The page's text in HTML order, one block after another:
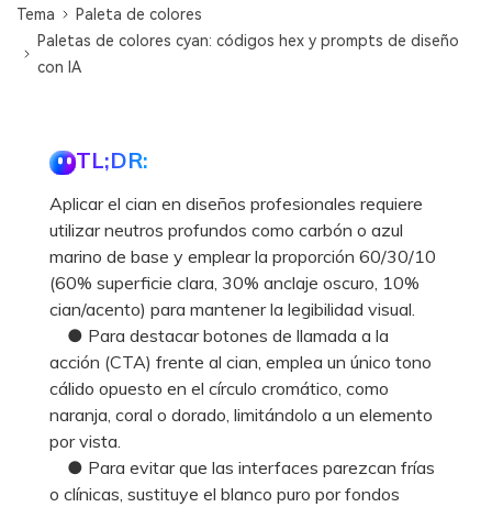
Tema
Paleta de colores
Paletas de colores cyan: códigos hex y prompts de diseño
con IA
TL;DR:
Aplicar el cian en diseños profesionales requiere
utilizar neutros profundos como carbón o azul
marino de base y emplear la proporción 60/30/10
(60% superficie clara, 30% anclaje oscuro, 10%
cian/acento) para mantener la legibilidad visual.
● Para destacar botones de llamada a la
acción (CTA) frente al cian, emplea un único tono
cálido opuesto en el círculo cromático, como
naranja, coral o dorado, limitándolo a un elemento
por vista.
● Para evitar que las interfaces parezcan frías
o clínicas, sustituye el blanco puro por fondos